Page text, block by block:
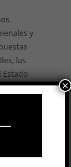
y
las
Estado
frente
o se
son
×